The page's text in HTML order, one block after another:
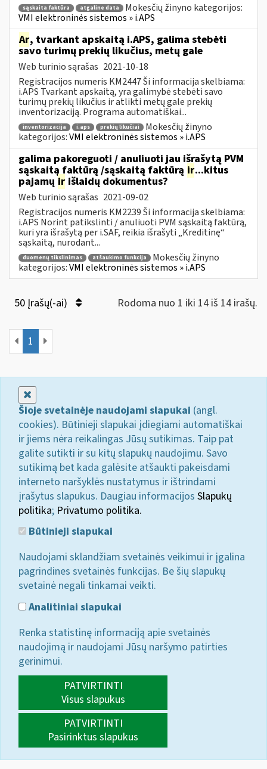
sąskaita faktūra atgaline data
Mokesčių žinyno kategorijos:
VMI elektroninės sistemos » i.APS
Ar, tvarkant apskaitą i.APS, galima stebėti
savo turimų prekių likučius, metų gale
Web turinio sąrašas 2021-10-18
Registracijos numeris KM2447 Ši informacija skelbiama:
i.APS Tvarkant apskaitą, yra galimybė stebėti savo
turimų prekių likučius ir atlikti metų gale prekių
inventorizaciją. Programa automatiškai...
inventorizacija i.aps prekių likučiai
Mokesčių žinyno
kategorijos:VMI elektroninės sistemos » i.APS
galima pakoreguoti / anuliuoti jau išrašytą PVM
sąskaitą faktūrą /sąskaitą faktūrą ir...kitus
pajamų ir išlaidų dokumentus?
Web turinio sąrašas 2021-09-02
Registracijos numeris KM2239 Ši informacija skelbiama:
i.APS Norint patikslinti / anuliuoti PVM sąskaitą faktūrą,
kuri yra išrašytą per i.SAF, reikia išrašyti „Kreditinę“
sąskaitą, nurodant...
duomenų tikslinimas atšaukimo funkcija
Mokesčių žinyno
kategorijos:VMI elektroninės sistemos » i.APS
50 Įrašų(-ai) Rodoma nuo 1 iki 14 iš 14 irašų.
1
Šioje svetainėje naudojami slapukai (angl.
cookies). Būtinieji slapukai įdiegiami automatiškai
ir jiems nėra reikalingas Jūsų sutikimas. Taip pat
galite sutikti ir su kitų slapukų naudojimu. Savo
sutikimą bet kada galėsite atšaukti pakeisdami
interneto naršyklės nustatymus ir ištrindami
įrašytus slapukus. Daugiau informacijos Slapukų
politika; Privatumo politika.
Būtinieji slapukai
Naudojami sklandžiam svetainės veikimui ir įgalina
pagrindines svetainės funkcijas. Be šių slapukų
svetainė negali tinkamai veikti.
Analitiniai slapukai
Renka statistinę informaciją apie svetainės
naudojimą ir naudojami Jūsų naršymo patirties
gerinimui.
PATVIRTINTI
Visus slapukus
PATVIRTINTI
Pasirinktus slapukus